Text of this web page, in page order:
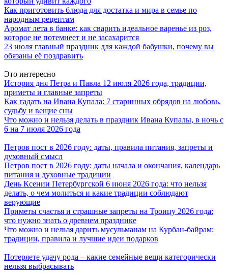
Как приготовить блюда для достатка и мира в семье по
народным рецептам
Аромат лета в банке: как сварить идеальное варенье из роз,
которое не потемнеет и не засахарится
23 июля главный праздник для каждой бабушки, почему вы
обязаны её поздравить
Это интересно
История дня Петра и Павла 12 июля 2026 года, традиции,
приметы и главные запреты
Как гадать на Ивана Купала: 7 старинных обрядов на любовь,
судьбу и вещие сны
Что можно и нельзя делать в праздник Ивана Купалы, в ночь с
6 на 7 июля 2026 года
Петров пост в 2026 году: даты, правила питания, запреты и
духовный смысл
Петров пост в 2026 году: даты начала и окончания, календарь
питания и духовные традиции
День Ксении Петербургской 6 июня 2026 года: что нельзя
делать, о чем молиться и какие традиции соблюдают
верующие
Приметы счастья и страшные запреты на Троицу 2026 года:
что нужно знать о древнем празднике
Что можно и нельзя дарить мусульманам на Курбан-байрам:
традиции, правила и лучшие идеи подарков
Потеряете удачу рода – какие семейные вещи категорически
нельзя выбрасывать